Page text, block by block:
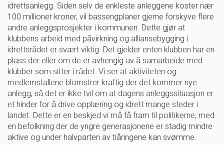
IDRETTSBUTIKKEN TRYGG I VANN
SVØM LANGT UTDANNING
MEDLEY.NO LIVETIMING.NO
FORBUNDSTINGET
idrettsanlegg. Siden selv de enkleste anleggene koster nær
100 millioner kroner, vil bassengplaner gjerne forskyve flere
andre anleggsprosjekter i kommunen. Dette gjør at
klubbens arbeid med påvirkning og alliansebygging i
idrettsrådet er svært viktig. Det gjelder enten klubben har en
plass der eller om de er avhengig av å samarbeide med
klubber som sitter i rådet. Vi ser at aktiviteten og
medlemstallene blomstrer kraftig der det kommer nye
anlegg, så det er ikke tvil om at dagens anleggssituasjon er
et hinder for å drive opplæring og idrett mange steder i
landet. Dette er en beskjed vi må få fram til politikerne, med
en befolkning der de yngre generasjonene er stadig mindre
aktive og under halvparten av tiåringene kan svømme.